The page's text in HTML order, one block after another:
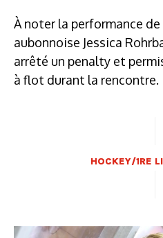
À noter la performance
aubonnoise Jessica
arrêté un penalty et
à flot durant la rencontre.
HOCKEY/1RE